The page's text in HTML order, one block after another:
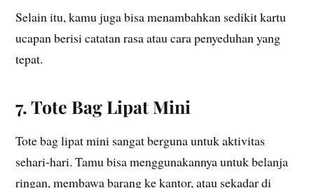
Selain itu, kamu juga bisa menambahkan sedikit kartu
ucapan berisi catatan rasa atau cara penyeduhan yang
tepat.
7. Tote Bag Lipat Mini
Tote bag lipat mini sangat berguna untuk aktivitas
sehari-hari. Tamu bisa menggunakannya untuk belanja
ringan, membawa barang ke kantor, atau sekadar di